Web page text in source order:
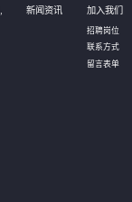
新闻资讯 加入我们
招聘岗位
联系方式
留言表单